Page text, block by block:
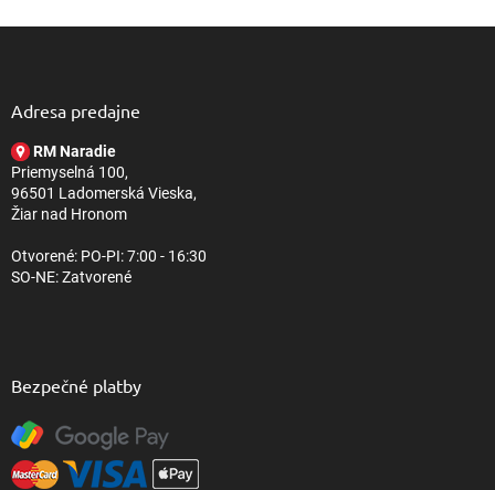
Adresa predajne
RM Naradie
Priemyselná 100,
96501 Ladomerská Vieska,
Žiar nad Hronom
Otvorené: PO-PI: 7:00 - 16:30
SO-NE: Zatvorené
Bezpečné platby